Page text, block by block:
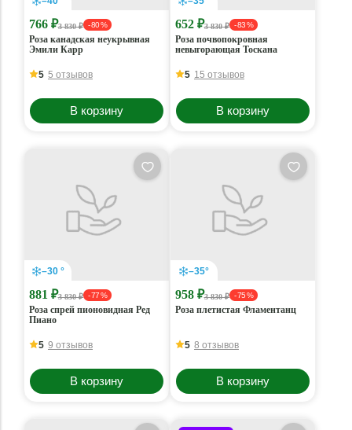
766 ₽3 830 ₽ - 80 %
Роза канадская неукрывная
Эмили Карр
5 5 отзывов
В корзину
652 ₽3 830 ₽ - 83 %
Роза почвопокровная
невыгорающая Тоскана
5 15 отзывов
В корзину
–30 °
881 ₽3 830 ₽ - 77 %
Роза спрей пионовидная Ред
Пиано
5 9 отзывов
В корзину
–35°
958 ₽3 830 ₽ - 75 %
Роза плетистая Фламентанц
5 8 отзывов
В корзину